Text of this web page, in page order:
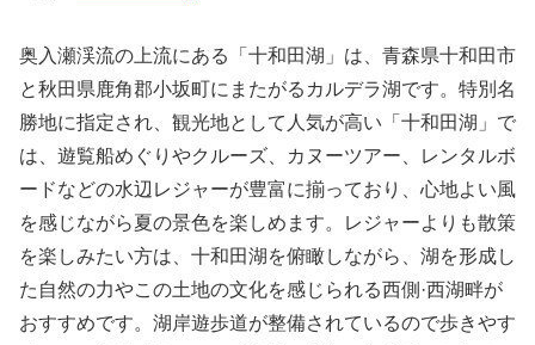
奥入瀬渓流の上流にある「十和田湖」は、青森県十和田市
と秋田県鹿角郡小坂町にまたがるカルデラ湖です。特別名
勝地に指定され、観光地として人気が高い「十和田湖」で
は、遊覧船めぐりやクルーズ、カヌーツアー、レンタルボ
ードなどの水辺レジャーが豊富に揃っており、心地よい風
を感じながら夏の景色を楽しめます。レジャーよりも散策
を楽しみたい方は、十和田湖を俯瞰しながら、湖を形成し
た自然の力やこの土地の文化を感じられる西側·西湖畔が
おすすめです。湖岸遊歩道が整備されているので歩きやす